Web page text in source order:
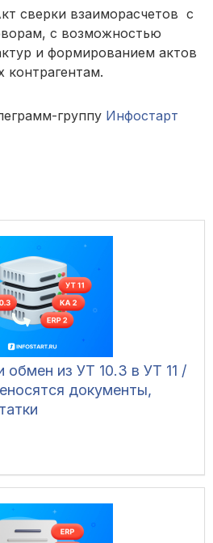
сверки взаиморасчетов с
с возможностью
и формированием актов
контрагентам.
группу Инфостарт
обмен из УТ 10.3 в УТ 11 /
документы,